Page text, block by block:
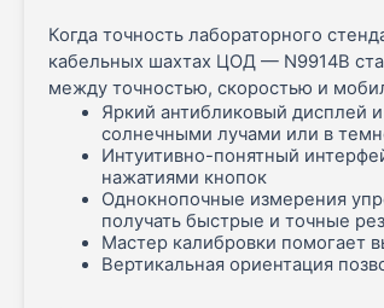
Когда точность лабораторного
кабельных шахтах ЦОД — N9914B
между точностью, скоростью и
Яркий антибликовый дисплей
солнечными лучами или в
Интуитивно-понятный
нажатиями кнопок
Однокнопочные измерения
получать быстрые и точные
Мастер калибровки помогает
Вертикальная ориентация